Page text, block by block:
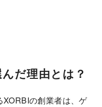
だ理由とは？
の創業者は、ゲ